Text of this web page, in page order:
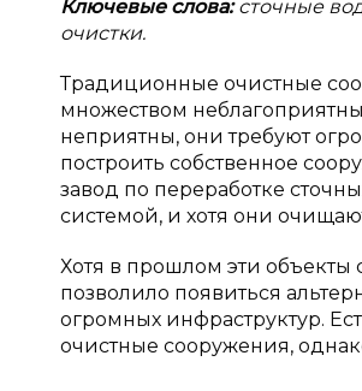
Ключевые слова:сточные
очистки.
Традиционные очистные
множеством
неприятны, они требуют
построить собственное
завод по переработке
системой, и хотя они
Хотя в прошлом эти объекты
позволило появиться
огромных инфраструктур.
очистные сооружения,